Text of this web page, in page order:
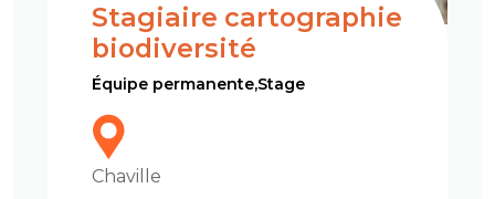
Stagiaire cartographie
biodiversité
Équipe permanente,Stage
Chaville